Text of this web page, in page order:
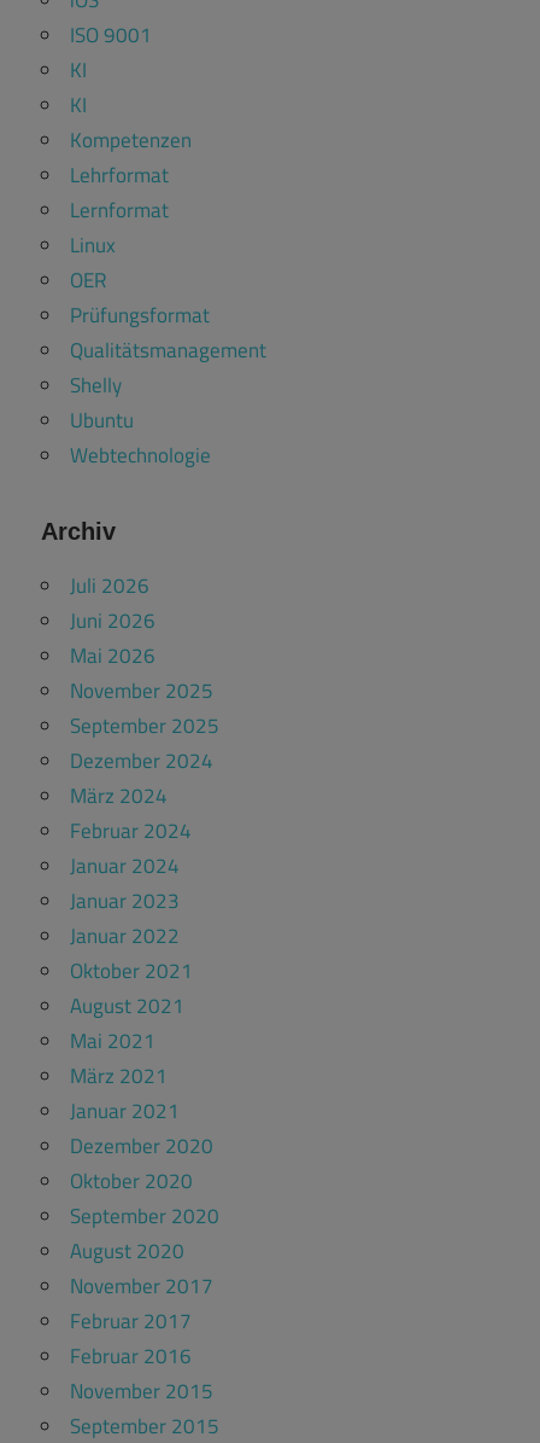
ISO 9001
KI
KI
Kompetenzen
Lehrformat
Lernformat
Linux
OER
Prüfungsformat
Qualitätsmanagement
Shelly
Ubuntu
Webtechnologie
Archiv
Juli 2026
Juni 2026
Mai 2026
November 2025
September 2025
Dezember 2024
März 2024
Februar 2024
Januar 2024
Januar 2023
Januar 2022
Oktober 2021
August 2021
Mai 2021
März 2021
Januar 2021
Dezember 2020
Oktober 2020
September 2020
August 2020
November 2017
Februar 2017
Februar 2016
November 2015
September 2015